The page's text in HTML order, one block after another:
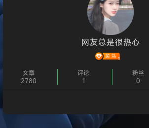
个人主页
网友总是很热心
文章
2780
评论
1
粉丝
0